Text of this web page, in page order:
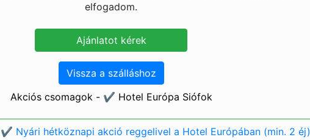
elfogadom.
Vissza a szálláshoz
Akciós csomagok - ✔️ Hotel Európa Siófok
✔️ Nyári hétköznapi akció reggelivel a Hotel Európában (min. 2 éj)